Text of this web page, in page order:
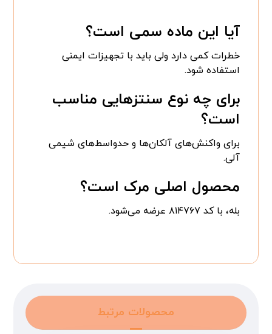
آیا این ماده سمی است؟
خطرات کمی دارد ولی باید با تجهیزات ایمنی
استفاده شود.
برای چه نوع سنتزهایی مناسب
است؟
برای واکنش‌های آلکان‌ها و حدواسط‌های شیمی
آلی.
محصول اصلی مرک است؟
بله، با کد ۸۱۴۷۶۷ عرضه می‌شود.
محصولات مرتبط